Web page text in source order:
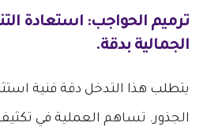
ترميم الحواجب: استعادة
الجمالية بدقة.
يتطلب هذا التدخل دقة فنية
الجذور. تساهم العملية في